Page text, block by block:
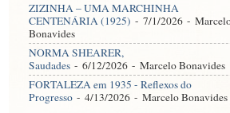
ZIZINHA – UMA MARCHINHA
CENTENÁRIA (1925) - 7/1/2026 -
Bonavides
NORMA SHEARER,
Saudades - 6/12/2026 - Marcelo Bonavides
FORTALEZA em 1935 - Reflexos do
Progresso - 4/13/2026 - Marcelo Bonavides